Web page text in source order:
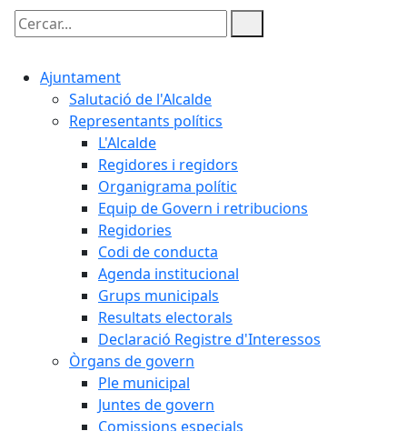
Cercar:
Ajuntament
Salutació de l'Alcalde
Representants polítics
L'Alcalde
Regidores i regidors
Organigrama polític
Equip de Govern i retribucions
Regidories
Codi de conducta
Agenda institucional
Grups municipals
Resultats electorals
Declaració Registre d'Interessos
Òrgans de govern
Ple municipal
Juntes de govern
Comissions especials